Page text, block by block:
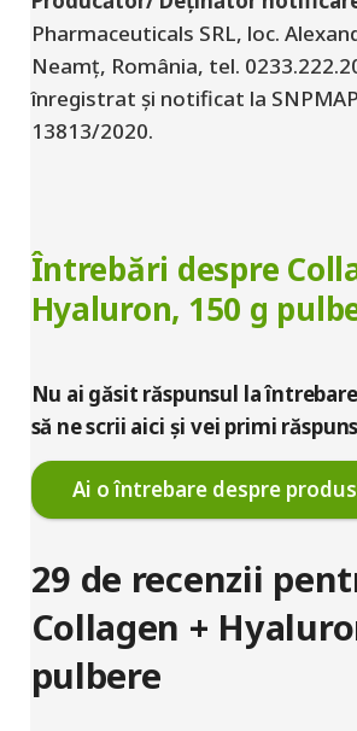
Pharmaceuticals SRL, loc.
Neamț, România, tel.
înregistrat și notificat la
13813/2020.
Întrebări despre
Hyaluron, 150 g
Nu ai găsit răspunsul la
să ne scrii aici și vei primi
Ai o întrebare despre
29 de recenzii
Collagen +
pulbere